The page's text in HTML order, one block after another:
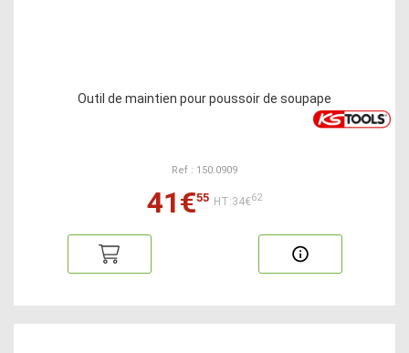
Outil de maintien pour poussoir de soupape
Ref : 150.0909
41€55 HT:34€62